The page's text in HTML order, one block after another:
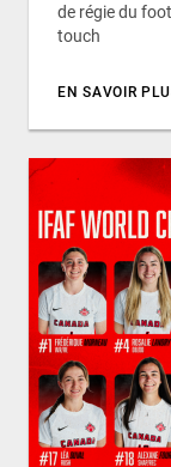
de régie du
touch
EN SAVOIR